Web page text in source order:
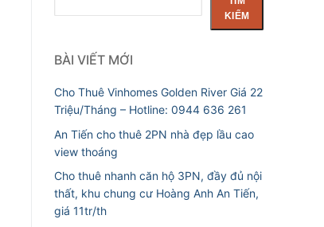
kiếm
KIẾM
BÀI VIẾT MỚI
Cho Thuê Vinhomes Golden River Giá 22
Triệu/Tháng – Hotline: 0944 636 261
An Tiến cho thuê 2PN nhà đẹp lầu cao
view thoáng
Cho thuê nhanh căn hộ 3PN, đầy đủ nội
thất, khu chung cư Hoàng Anh An Tiến,
giá 11tr/th